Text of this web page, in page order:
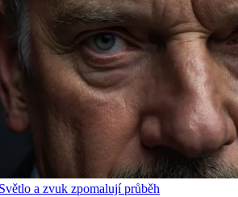
a zvuk zpomalují průběh